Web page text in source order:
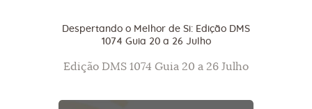
Despertando o Melhor de Si: Edição DMS
1074 Guia 20 a 26 Julho
Edição DMS 1074 Guia 20 a 26 Julho